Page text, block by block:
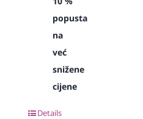
popusta
na
već
snižene
cijene
Details